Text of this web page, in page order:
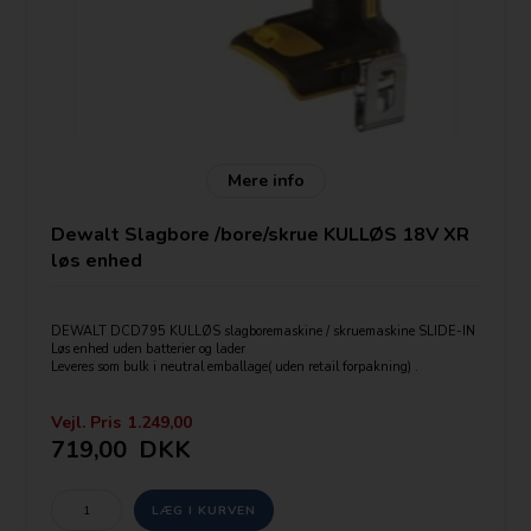
Mere info
Dewalt Slagbore /bore/skrue KULLØS 18V XR
løs enhed
DEWALT DCD795 KULLØS slagboremaskine / skruemaskine SLIDE-IN
Løs enhed uden batterier og lader
Leveres som bulk i neutral emballage( uden retail forpakning) .
DEWALT DCD795 18V Li-ion.
•Kompakt letvægtsdesign.
•50 % længere drifttid med kulløs motor.
•13 mm. nøglefri skralde-borepatron
•Metal gearhus.
Vejl. Pris 1.249,00
719,00 DKK